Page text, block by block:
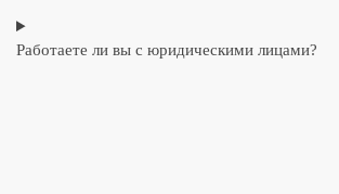
Работаете ли вы с юридическими лицами?